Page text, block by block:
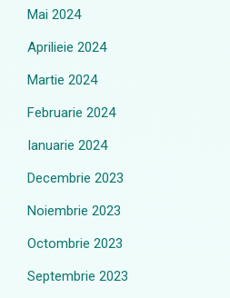
Mai 2024
Aprilieie 2024
Martie 2024
Februarie 2024
Ianuarie 2024
Decembrie 2023
Noiembrie 2023
Octombrie 2023
Septembrie 2023